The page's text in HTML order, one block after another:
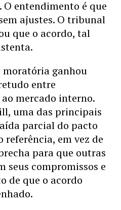
O entendimento é que
ajustes. O tribunal
que o acordo, tal
moratória ganhou
entre
mercado interno.
uma das principais
parcial do pacto
referência, em vez de
para que outras
seus compromissos e
de que o acordo